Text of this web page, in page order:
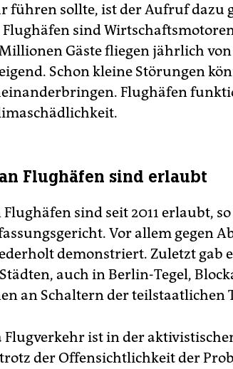
führen sollte, ist der Aufruf dazu
sind
Gäste fliegen jährlich
Schon kleine Störungen
Flughäfen
Flughäfen sind erlaubt
sind seit 2011 erlaubt,
Vor allem gegen
demonstriert. Zuletzt gab
auch in Berlin-Tegel,
an Schaltern der teilstaatlichen
Flugverkehr ist in der
der Offensichtlichkeit der